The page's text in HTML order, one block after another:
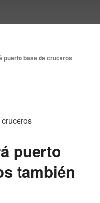
puerto base de cruceros
puerto
también